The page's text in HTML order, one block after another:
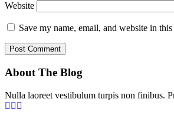
Website
Save my name, email, and website in
About The Blog
Nulla laoreet vestibulum turpis non finibus.